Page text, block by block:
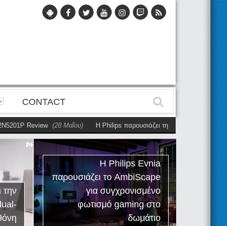
CONTACT
Review (28 Μαΐου) Η Philips παρουσιάζει την πρώτη αυτόνομη
την
Η Philips Evnia
παρουσιάζει το AmbiScape
για συγχρονισμένο
φωτισμό gaming στο
δωμάτιο